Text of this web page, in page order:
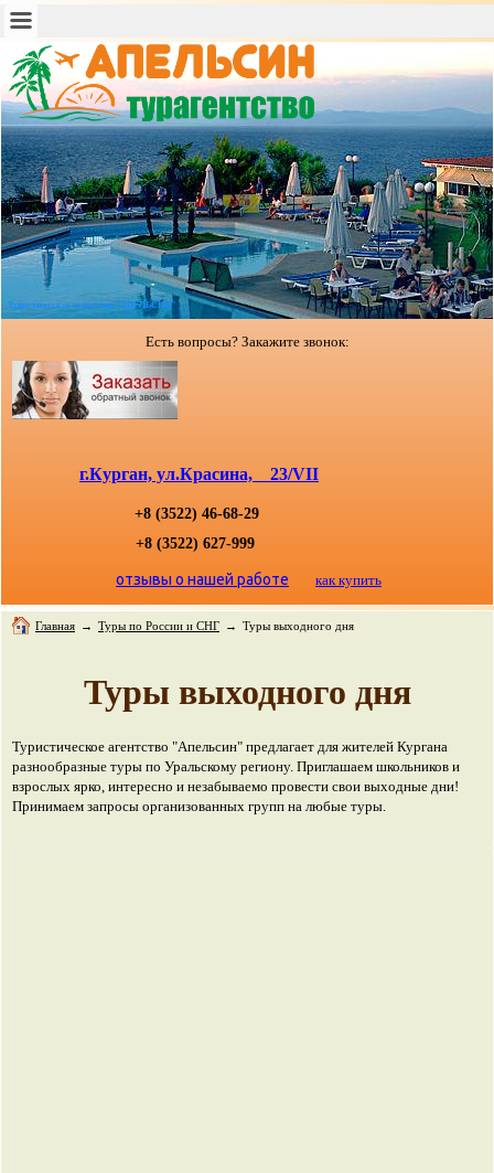
Туристическое агентство "АПЕЛЬСИН"
Есть вопросы? Закажите звонок:
г.Курган, ул.Красина, 23/VII
+8 (3522) 46-68-29
+8 (3522) 627-999
отзывы о нашей работе как купить
Главная → Туры по России и СНГ → Туры выходного дня
Туры выходного дня
Туристическое агентство "Апельсин" предлагает для жителей Кургана
разнообразные туры по Уральскому региону. Приглашаем школьников и
взрослых ярко, интересно и незабываемо провести свои выходные дни!
Принимаем запросы организованных групп на любые туры.